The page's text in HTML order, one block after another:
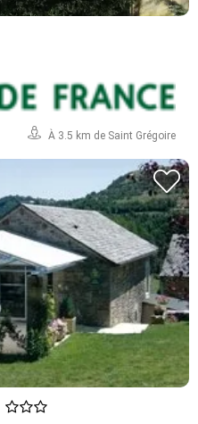
À 3.5 km de Saint Grégoire